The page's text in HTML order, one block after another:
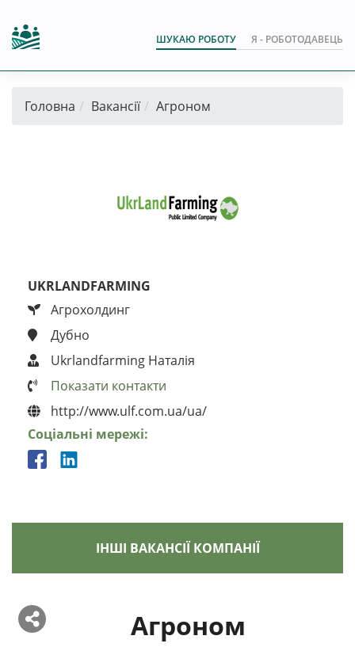
ШУКАЮ РОБОТУ Я - РОБОТОДАВЕЦЬ
Головна Вакансії Агроном
UKRLANDFARMING
Агрохолдинг
Дубно
Ukrlandfarming Наталія
Показати контакти
http://www.ulf.com.ua/ua/
Соціальні мережі:
ІНШІ ВАКАНСІЇ КОМПАНІЇ
Агроном